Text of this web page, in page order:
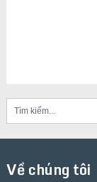
Về chúng tôi